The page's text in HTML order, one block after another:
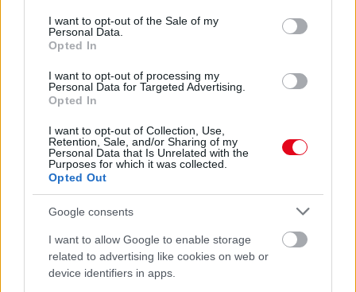
consent section.
I want to opt-out of the Sale of my
Personal Data.
Opted In
I want to opt-out of processing my
Personal Data for Targeted Advertising.
Opted In
I want to opt-out of Collection, Use,
Retention, Sale, and/or Sharing of my
Personal Data that Is Unrelated with the
Purposes for which it was collected.
Opted Out
Google consents
I want to allow Google to enable storage
related to advertising like cookies on web or
device identifiers in apps.
Kitálalt a testőr: ezért nem köti be magukat a kocsiban a
királyi család tagjai